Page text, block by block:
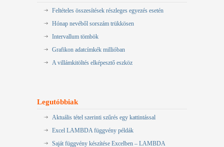
Feltételes összesítések részleges egyezés esetén
Hónap nevéből sorszám trükkösen
Intervallum tömbök
Grafikon adatcímkék millióban
A villámkitöltés elképesztő eszköz
Legutóbbiak
Aktuális tétel szerinti szűrés egy kattintással
Excel LAMBDA függvény példák
Saját függvény készítése Excelben – LAMBDA